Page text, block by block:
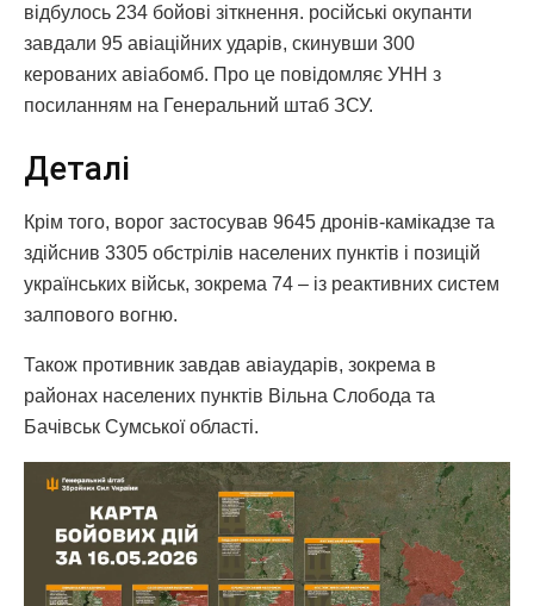
відбулось 234 бойові зіткнення. російські окупанти
завдали 95 авіаційних ударів, скинувши 300
керованих авіабомб. Про це повідомляє УНН з
посиланням на Генеральний штаб ЗСУ.
Деталі
Крім того, ворог застосував 9645 дронів-камікадзе та
здійснив 3305 обстрілів населених пунктів і позицій
українських військ, зокрема 74 – із реактивних систем
залпового вогню.
Також противник завдав авіаударів, зокрема в
районах населених пунктів Вільна Слобода та
Бачівськ Сумської області.